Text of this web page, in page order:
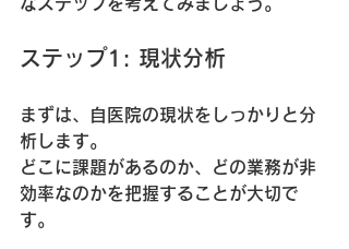
ステップ1: 現状分析
まずは、自医院の現状をしっかりと分
析します。
どこに課題があるのか、どの業務が非
効率なのかを把握することが大切で
す。